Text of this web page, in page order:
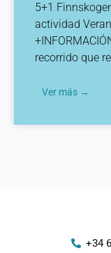
5+1
actividad
recorrido que
Ver más →
+34